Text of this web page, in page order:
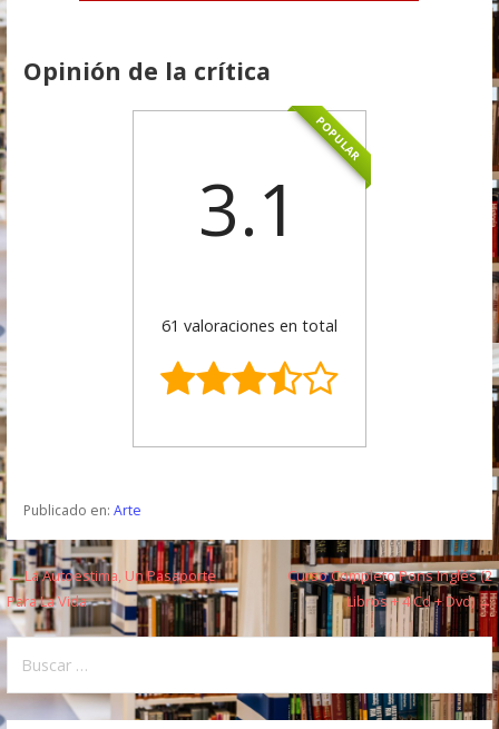
Opinión de la crítica
POPULAR
3.1
61 valoraciones en total
Publicado en: Arte
N
a
v
e
← La Autoestima, Un Pasaporte
Para La Vida
Curso Completo Pons Inglés (2
Libros + 4 Cd + Dvd) →
s